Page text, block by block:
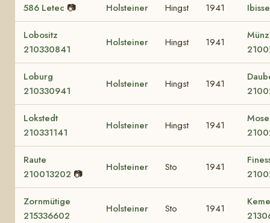
586 Letec 📷 Holsteiner Hingst 1941 Ibisse
Lobositz
210330841
Holsteiner Hingst 1941
Loburg
210330941
Holsteiner Hingst 1941
Lokstedt
210331141
Holsteiner Hingst 1941
Raute
210013202 📷
Holsteiner Sto 1941
Zornmütige
215336602
Holsteiner Sto 1941